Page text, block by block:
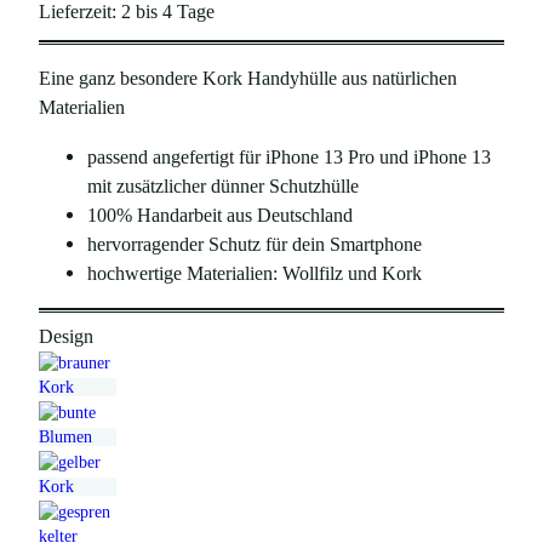
p
r
n
g
l
i
u
e
l
Lieferzeit: 2 bis 4 Tage
Eine ganz besondere Kork Handyhülle aus natürlichen
Materialien
passend angefertigt für iPhone 13 Pro und iPhone 13
mit zusätzlicher dünner Schutzhülle
100% Handarbeit aus Deutschland
hervorragender Schutz für dein Smartphone
hochwertige Materialien: Wollfilz und Kork
Design